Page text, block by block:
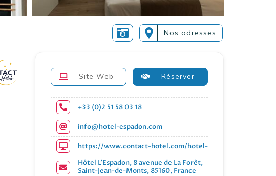
Nos adresses
Site Web Réserver
+33 (0)2 51 58 03 18
info@hotel-espadon.com
https://www.contact-hotel.com/hotel-france/1226/hotel-
Hôtel L'Espadon, 8 avenue de La Forêt,
Saint-Jean-de-Monts, 85160, France